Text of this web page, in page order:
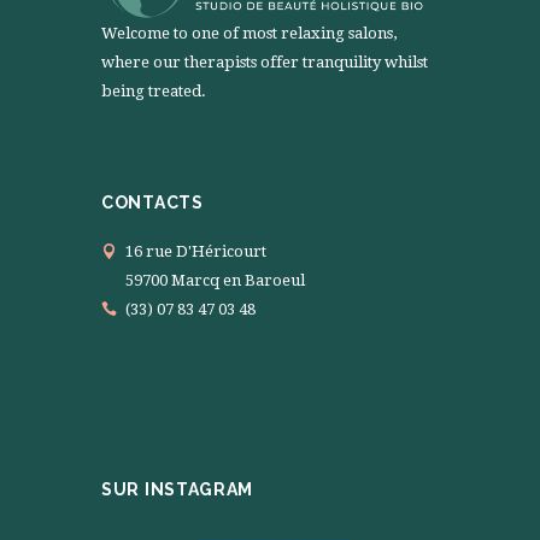
Welcome to one of most relaxing salons,
where our therapists offer tranquility whilst
being treated.
CONTACTS
16 rue D'Héricourt
59700 Marcq en Baroeul
(33) 07 83 47 03 48
SUR INSTAGRAM